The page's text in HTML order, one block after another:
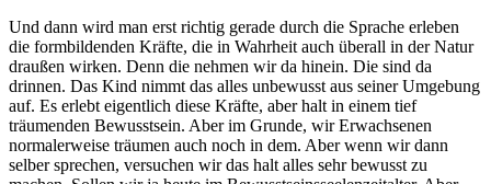
Und dann wird man erst richtig gerade durch die Sprache erleben
die formbildenden Kräfte, die in Wahrheit auch überall in der Natur
draußen wirken. Denn die nehmen wir da hinein. Die sind da
drinnen. Das Kind nimmt das alles unbewusst aus seiner Umgebung
auf. Es erlebt eigentlich diese Kräfte, aber halt in einem tief
träumenden Bewusstsein. Aber im Grunde, wir Erwachsenen
normalerweise träumen auch noch in dem. Aber wenn wir dann
selber sprechen, versuchen wir das halt alles sehr bewusst zu